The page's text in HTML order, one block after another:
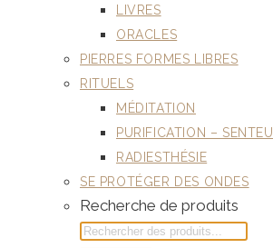
LIVRES
ORACLES
PIERRES FORMES LIBRES
RITUELS
MÉDITATION
PURIFICATION –
RADIESTHÉSIE
SE PROTÉGER DES ONDES
Recherche de produits